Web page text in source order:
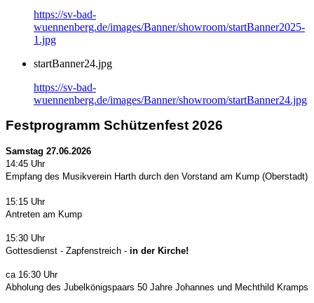
https://sv-bad-
wuennenberg.de/images/Banner/showroom/startBanner2025-
1.jpg
startBanner24.jpg
https://sv-bad-
wuennenberg.de/images/Banner/showroom/startBanner24.jpg
Festprogramm Schützenfest 2026
Samstag 27.06.2026
14:45 Uhr
Empfang des Musikverein Harth durch den Vorstand am Kump (Oberstadt)
15:15 Uhr
Antreten am Kump
15:30 Uhr
Gottesdienst - Zapfenstreich - in der Kirche!
ca 16:30 Uhr
Abholung des Jubelkönigspaars 50 Jahre Johannes und Mechthild Kramps